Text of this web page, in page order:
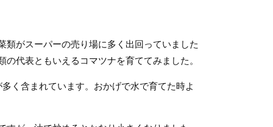
がスーパーの売り場に多く出回っていました
代表ともいえるコマツナを育ててみました。
く含まれています。おかげで水で育てた時よ